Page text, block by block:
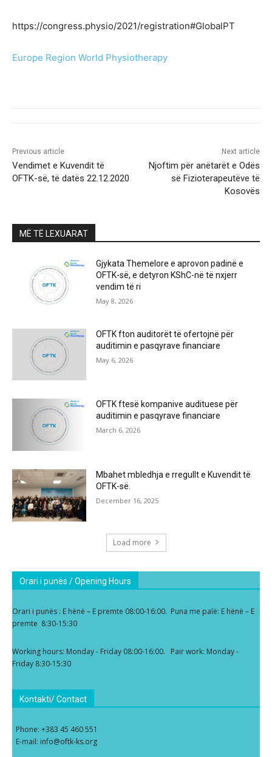
https://congress.physio/2021/registration#GlobalPT
Europe Region World Physiotherapy
Previous article
Vendimet e Kuvendit të
OFTK-së, të datës 22.12.2020
Next article
Njoftim për anëtarët e Odës
së Fizioterapeutëve të
Kosovës
MË TË LEXUARAT
Gjykata Themelore e aprovon padinë e
OFTK-së, e detyron KShC-në të nxjerr
vendim të ri
May 8, 2026
OFTK fton auditorët të ofertojnë për
auditimin e pasqyrave financiare
May 6, 2026
OFTK ftesë kompanive audituese për
auditimin e pasqyrave financiare
March 6, 2026
Mbahet mbledhja e rregullt e Kuvendit të
OFTK-së.
December 16, 2025
Load more
Orari i punës / Opening Hours
Orari i punës : E hënë – E premte 08:00-16:00. Puna me palë: E hënë – E
premte 8:30-15:30
Working hours: Monday - Friday 08:00-16:00. Pair work: Monday -
Friday 8:30-15:30
Kontakti/ Contact
Phone: +383 45 460 551
E-mail: info@oftk-ks.org